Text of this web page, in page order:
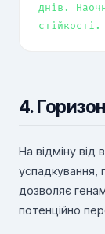
днів.
стійкості.
4.
На відміну від
успадкування,
дозволяє
потенційно